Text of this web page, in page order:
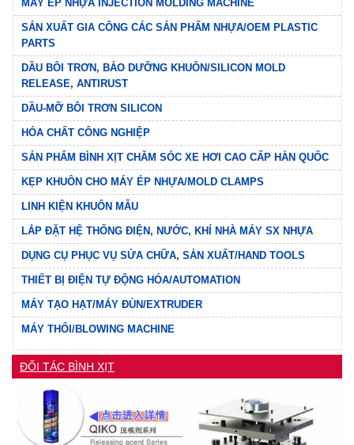
MÁY ÉP NHỰA INJECTION MOLDING MACHINE
SẢN XUẤT GIA CÔNG CÁC SẢN PHẨM NHỰA/OEM PLASTIC
PARTS
DẦU BÔI TRƠN, BẢO DƯỠNG KHUÔN/SILICON MOLD
RELEASE, ANTIRUST
DẦU-MỠ BÔI TRƠN SILICON
HÓA CHẤT CÔNG NGHIỆP
SẢN PHẨM BÌNH XỊT CHĂM SÓC XE HƠI CAO CẤP HÀN QUỐC
KẸP KHUÔN CHO MÁY ÉP NHỰA/MOLD CLAMPS
LINH KIỆN KHUÔN MẪU
LẮP ĐẶT HỆ THỐNG ĐIỆN, NƯỚC, KHÍ NHÀ MÁY SX NHỰA
DỤNG CỤ PHỤC VỤ SỬA CHỮA, SẢN XUẤT/HAND TOOLS
THIẾT BỊ ĐIỆN TỰ ĐỘNG HÓA/AUTOMATION
MÁY TẠO HẠT/MÁY ĐÙN/EXTRUDER
MÁY THỔI/BLOWING MACHINE
ĐỐI TÁC BÌNH XỊT